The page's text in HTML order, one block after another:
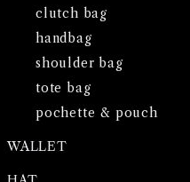
clutch bag
handbag
shoulder bag
tote bag
pochette & pouch
WALLET